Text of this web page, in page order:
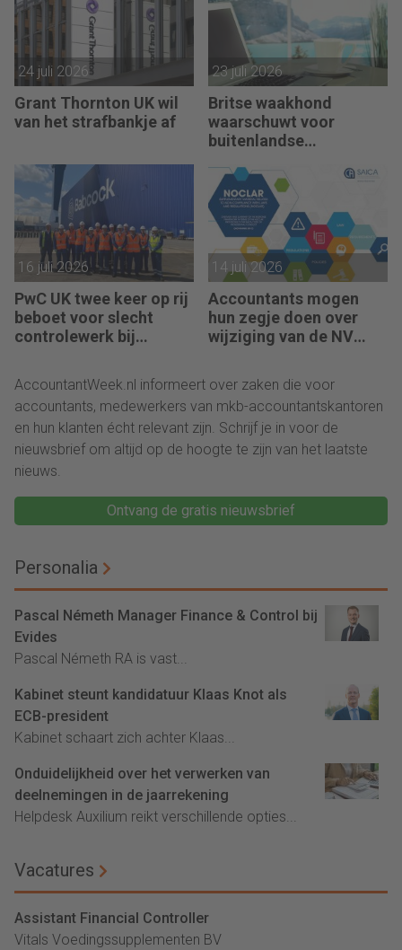
24 juli 2026
Grant Thornton UK wil
van het strafbankje af
23 juli 2026
Britse waakhond
waarschuwt voor
buitenlandse
kantoren
16 juli 2026
PwC UK twee keer op rij
beboet voor slecht
controlewerk bij
14 juli 2026
Accountants mogen
hun zegje doen over
wijziging van de NV
AccountantWeek.nl informeert over zaken die voor
accountants, medewerkers van mkb-accountantskantoren
en hun klanten écht relevant zijn. Schrijf je in voor de
nieuwsbrief om altijd op de hoogte te zijn van het laatste
nieuws.
Ontvang de gratis nieuwsbrief
Personalia
Pascal Németh Manager Finance & Control bij
Evides
Pascal Németh RA is vast...
Kabinet steunt kandidatuur Klaas Knot als
ECB-president
Kabinet schaart zich achter Klaas...
Onduidelijkheid over het verwerken van
deelnemingen in de jaarrekening
Helpdesk Auxilium reikt verschillende opties...
Vacatures
Assistant Financial Controller
Vitals Voedingssupplementen BV